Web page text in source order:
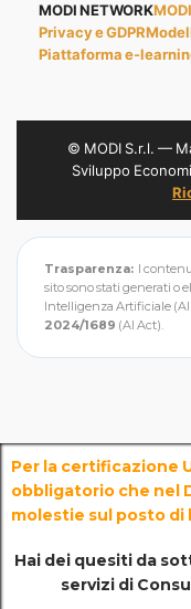
MODI NETWORK
Privacy e GDPR
Piattaforma e-
© MODI S.r.l. —
Sviluppo
Trasparenza: I
sito sono stati generati o
Intelligenza Artificiale
2024/1689 (AI Act).
Per la certificazione
obbligatorio che nel
molestie sul posto di
Hai dei quesiti da
servizi di